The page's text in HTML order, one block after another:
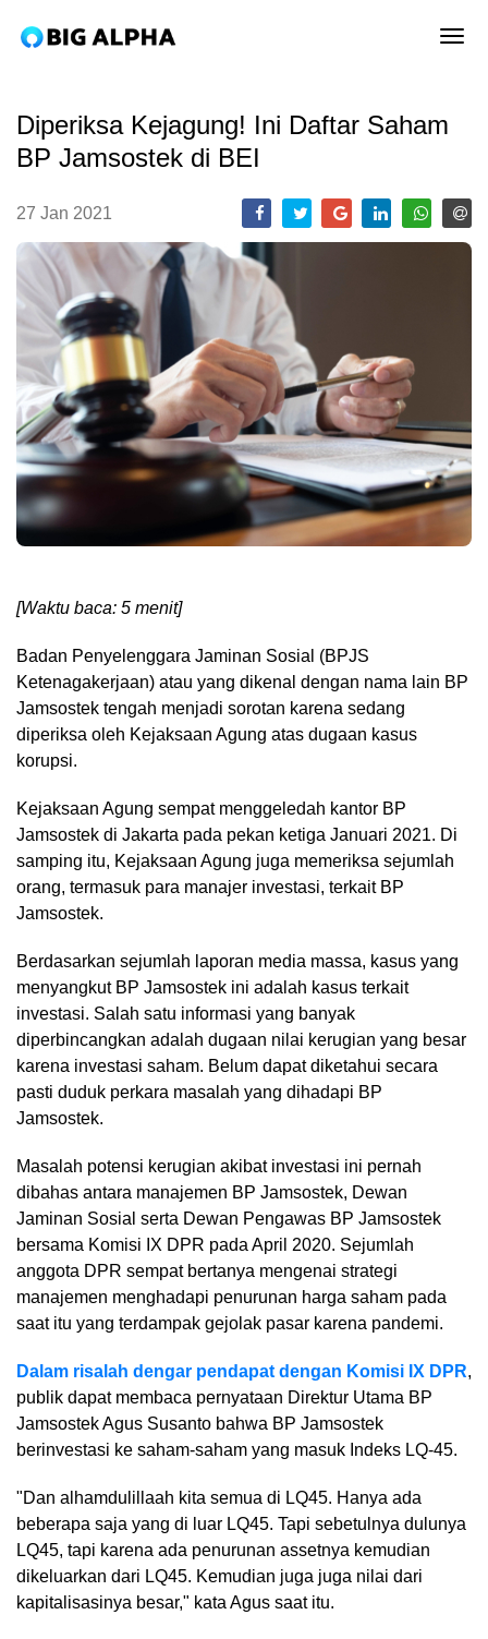
Diperiksa Kejagung! Ini Daftar Saham
BP Jamsostek di BEI
27 Jan 2021
[Waktu baca: 5 menit]
Badan Penyelenggara Jaminan Sosial (BPJS
Ketenagakerjaan) atau yang dikenal dengan nama lain BP
Jamsostek tengah menjadi sorotan karena sedang
diperiksa oleh Kejaksaan Agung atas dugaan kasus
korupsi.
Kejaksaan Agung sempat menggeledah kantor BP
Jamsostek di Jakarta pada pekan ketiga Januari 2021. Di
samping itu, Kejaksaan Agung juga memeriksa sejumlah
orang, termasuk para manajer investasi, terkait BP
Jamsostek.
Berdasarkan sejumlah laporan media massa, kasus yang
menyangkut BP Jamsostek ini adalah kasus terkait
investasi. Salah satu informasi yang banyak
diperbincangkan adalah dugaan nilai kerugian yang besar
karena investasi saham. Belum dapat diketahui secara
pasti duduk perkara masalah yang dihadapi BP
Jamsostek.
Masalah potensi kerugian akibat investasi ini pernah
dibahas antara manajemen BP Jamsostek, Dewan
Jaminan Sosial serta Dewan Pengawas BP Jamsostek
bersama Komisi IX DPR pada April 2020. Sejumlah
anggota DPR sempat bertanya mengenai strategi
manajemen menghadapi penurunan harga saham pada
saat itu yang terdampak gejolak pasar karena pandemi.
Dalam risalah dengar pendapat dengan Komisi IX DPR,
publik dapat membaca pernyataan Direktur Utama BP
Jamsostek Agus Susanto bahwa BP Jamsostek
berinvestasi ke saham-saham yang masuk Indeks LQ-45.
"Dan alhamdulillaah kita semua di LQ45. Hanya ada
beberapa saja yang di luar LQ45. Tapi sebetulnya dulunya
LQ45, tapi karena ada penurunan assetnya kemudian
dikeluarkan dari LQ45. Kemudian juga juga nilai dari
kapitalisasinya besar," kata Agus saat itu.